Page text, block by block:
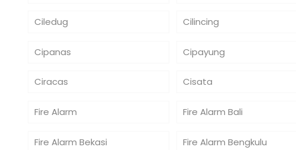
Ciledug Cilincing
Cipanas Cipayung
Ciracas Cisata
Fire Alarm Fire Alarm Bali
Fire Alarm Bekasi Fire Alarm Bengkulu